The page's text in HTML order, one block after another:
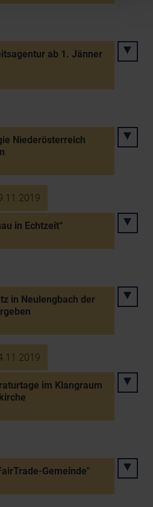
ab 1. Jänner
Niederösterreich
in Echtzeit“
in Neulengbach der
im Klangraum
Gemeinde"